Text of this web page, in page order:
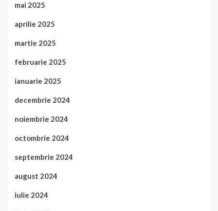
mai 2025
aprilie 2025
martie 2025
februarie 2025
ianuarie 2025
decembrie 2024
noiembrie 2024
octombrie 2024
septembrie 2024
august 2024
iulie 2024